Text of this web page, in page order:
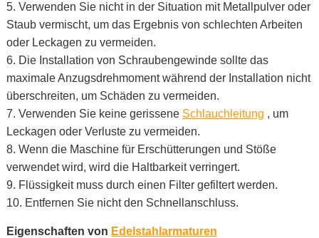
5. Verwenden Sie nicht in der Situation mit Metallpulver oder
Staub vermischt, um das Ergebnis von schlechten Arbeiten
oder Leckagen zu vermeiden.
6. Die Installation von Schraubengewinde sollte das
maximale Anzugsdrehmoment während der Installation nicht
überschreiten, um Schäden zu vermeiden.
7. Verwenden Sie keine gerissene Schlauchleitung , um
Leckagen oder Verluste zu vermeiden.
8. Wenn die Maschine für Erschütterungen und Stöße
verwendet wird, wird die Haltbarkeit verringert.
9. Flüssigkeit muss durch einen Filter gefiltert werden.
10. Entfernen Sie nicht den Schnellanschluss.
Eigenschaften von Edelstahlarmaturen